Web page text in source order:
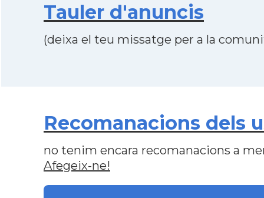
Tauler d'anuncis
(deixa el teu missatge per a la
Recomanacions dels
no tenim encara recomanacions a
Afegeix-ne!